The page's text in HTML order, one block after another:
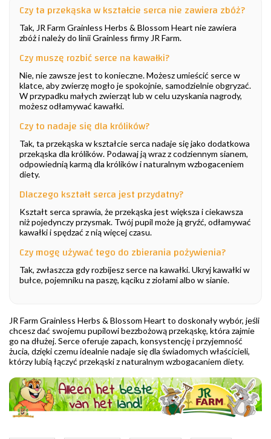
Czy ta przekąska w kształcie serca nie zawiera zbóż?
Tak, JR Farm Grainless Herbs & Blossom Heart nie zawiera
zbóż i należy do linii Grainless firmy JR Farm.
Czy muszę rozbić serce na kawałki?
Nie, nie zawsze jest to konieczne. Możesz umieścić serce w
klatce, aby zwierzę mogło je spokojnie, samodzielnie obgryzać.
W przypadku małych zwierząt lub w celu uzyskania nagrody,
możesz odłamywać kawałki.
Czy to nadaje się dla królików?
Tak, ta przekąska w kształcie serca nadaje się jako dodatkowa
przekąska dla królików. Podawaj ją wraz z codziennym sianem,
odpowiednią karmą dla królików i naturalnym wzbogaceniem
diety.
Dlaczego kształt serca jest przydatny?
Kształt serca sprawia, że przekąska jest większa i ciekawsza
niż pojedynczy przysmak. Twój pupil może ją gryźć, odłamywać
kawałki i spędzać z nią więcej czasu.
Czy mogę używać tego do zbierania pożywienia?
Tak, zwłaszcza gdy rozbijesz serce na kawałki. Ukryj kawałki w
bułce, pojemniku na paszę, kąciku z ziołami albo w sianie.
JR Farm Grainless Herbs & Blossom Heart to doskonały wybór, jeśli
chcesz dać swojemu pupilowi bezzbożową przekąskę, która zajmie
go na dłużej. Serce oferuje zapach, konsystencję i przyjemność
żucia, dzięki czemu idealnie nadaje się dla świadomych właścicieli,
którzy lubią łączyć przekąski z naturalnym wzbogacaniem diety.